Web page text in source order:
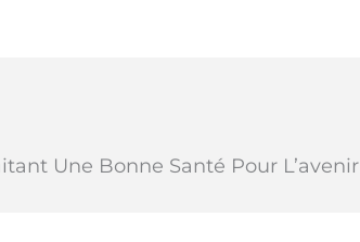
Une Bonne Santé Pour L’avenir